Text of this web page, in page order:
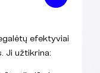
efektyviai
Ji užtikrina: